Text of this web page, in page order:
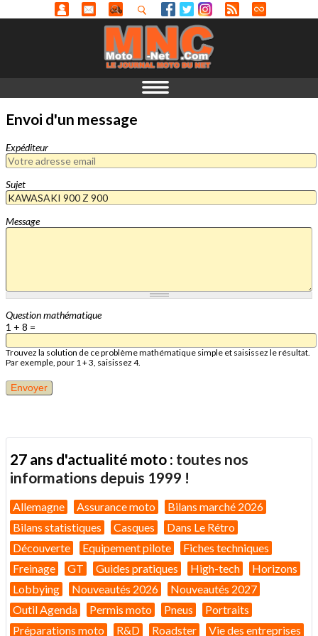
Envoi d'un message
Expéditeur
Sujet
Message
Question mathématique
1 + 8 =
Trouvez la solution de ce problème mathématique simple et saisissez le résultat.
Par exemple, pour 1 + 3, saisissez 4.
27 ans d'actualité moto : toutes nos
informations depuis 1999 !
Allemagne Assurance moto
Bilans marché 2026
Bilans statistiques
Casques
Dans Le Rétro
Découverte
Equipement pilote
Fiches techniques
Freinage
GT Guides pratiques High-tech
Horizons
Lobbying
Nouveautés 2026
Nouveautés 2027
Outil Agenda
Permis moto Pneus
Portraits
Préparations moto
R&D Roadster Vie des entreprises